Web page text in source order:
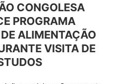
CONGOLESA
PROGRAMA
ALIMENTAÇÃO
VISITA DE